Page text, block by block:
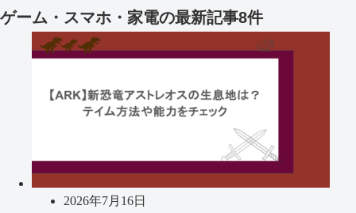
ゲーム・スマホ・家電の最新記事8件
2026年7月16日